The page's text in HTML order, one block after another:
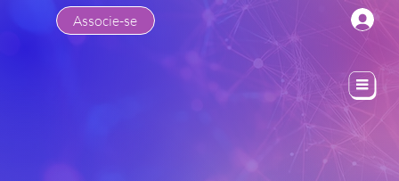
Associe-se